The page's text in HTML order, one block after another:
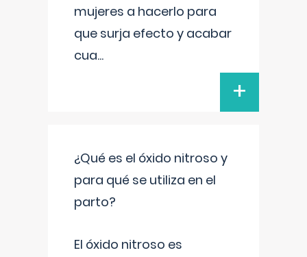
mujeres a hacerlo para
que surja efecto y acabar
cua...
+
¿Qué es el óxido nitroso y
para qué se utiliza en el
parto?
El óxido nitroso es